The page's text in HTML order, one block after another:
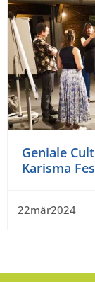
Geniale
Karisma
22mär2024